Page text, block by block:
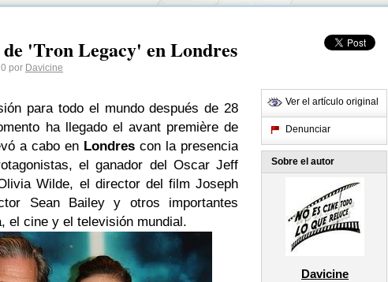
'Tron Legacy' en Londres
por Davicine
para todo el mundo después de 28
ha llegado el avant première de
a cabo en Londres con la presencia
el ganador del Oscar Jeff
Wilde, el director del filmJoseph
Sean Baileyy otros importantes
el cine y el televisión mundial.
Ver el artículo original
Denunciar
Sobre el autor
Davicine